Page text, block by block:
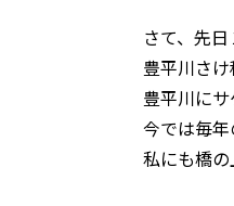
さて、先
豊平川さ
豊平川に
今では毎
私にも橋の